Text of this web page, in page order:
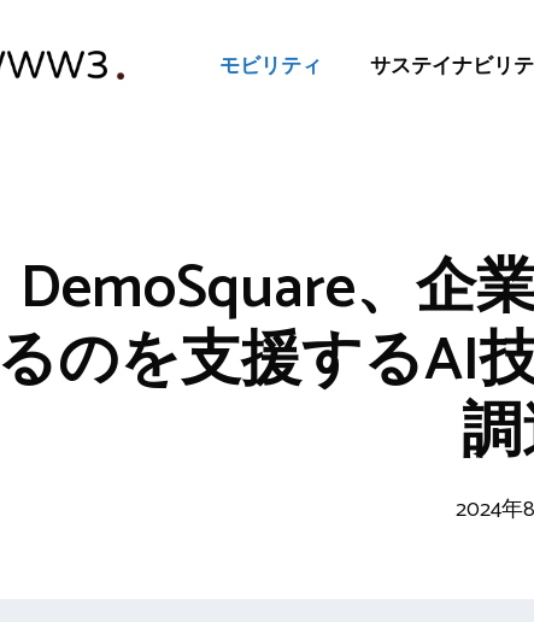
モビリティ サステイナビリ
DemoSquare、企
るのを支援するAI
2024年